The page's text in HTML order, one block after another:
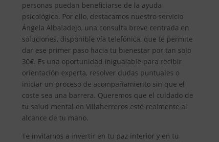
personas puedan beneficiarse de la ayuda
psicológica. Por ello, destacamos nuestro servicio
Ángela Albaladejo, una consulta breve centrada en
soluciones, disponible vía telefónica, que te permite
dar ese primer paso hacia tu bienestar por tan solo
30€. Es una oportunidad inigualable para recibir
orientación experta, resolver dudas puntuales o
iniciar un proceso de acompañamiento sin que el
coste sea una barrera. Queremos que el cuidado de
tu salud mental en Villaherreros esté realmente al
alcance de tu mano.
Te invitamos a invertir en tu paz interior y en tu